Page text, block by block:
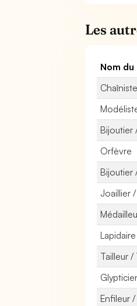
Les
Nom du
Chaîniste
Bijoutier
Orfèvre
Bijoutier
Joaillier
Tailleur /
Enfileur